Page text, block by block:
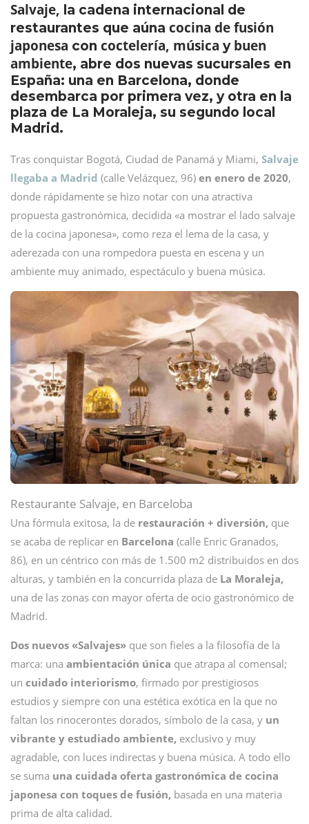
Salvaje, la cadena internacional de
restaurantes que aúna cocina de fusión
japonesa con coctelería, música y buen
ambiente, abre dos nuevas sucursales en
España: una en Barcelona, donde
desembarca por primera vez, y otra en la
plaza de La Moraleja, su segundo local
Madrid.
Tras conquistar Bogotá, Ciudad de Panamá y Miami, Salvaje
llegaba a Madrid (calle Velázquez, 96) en enero de 2020,
donde rápidamente se hizo notar con una atractiva
propuesta gastronómica, decidida «a mostrar el lado salvaje
de la cocina japonesa», como reza el lema de la casa, y
aderezada con una rompedora puesta en escena y un
ambiente muy animado, espectáculo y buena música.
Restaurante Salvaje, en Barceloba
Una fórmula exitosa, la de restauración + diversión, que
se acaba de replicar en Barcelona (calle Enric Granados,
86), en un céntrico con más de 1.500 m2 distribuidos en dos
alturas, y también en la concurrida plaza de La Moraleja,
una de las zonas con mayor oferta de ocio gastronómico de
Madrid.
Dos nuevos «Salvajes» que son fieles a la filosofía de la
marca: una ambientación única que atrapa al comensal;
un cuidado interiorismo, firmado por prestigiosos
estudios y siempre con una estética exótica en la que no
faltan los rinocerontes dorados, símbolo de la casa, y un
vibrante y estudiado ambiente, exclusivo y muy
agradable, con luces indirectas y buena música. A todo ello
se suma una cuidada oferta gastronómica de cocina
japonesa con toques de fusión, basada en una materia
prima de alta calidad.